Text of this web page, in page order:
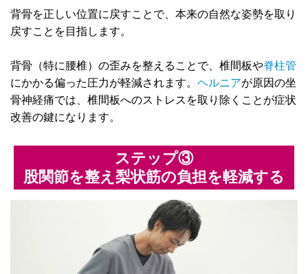
背骨を正しい位置に戻すことで、本来の自然な姿勢を取り
戻すことを目指します。
背骨（特に腰椎）の歪みを整えることで、椎間板や脊柱管
にかかる偏った圧力が軽減されます。 ヘルニアが原因の坐
骨神経痛では、椎間板へのストレスを取り除くことが症状
改善の鍵になります。
ステップ③
股関節を整え梨状筋の負担を軽減する